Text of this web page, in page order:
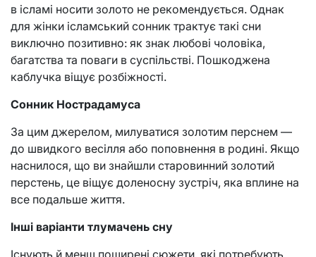
в ісламі носити золото не рекомендується. Однак
для жінки ісламський сонник трактує такі сни
виключно позитивно: як знак любові чоловіка,
багатства та поваги в суспільстві. Пошкоджена
каблучка віщує розбіжності.
Сонник Нострадамуса
За цим джерелом, милуватися золотим перснем —
до швидкого весілля або поповнення в родині. Якщо
наснилося, що ви знайшли старовинний золотий
перстень, це віщує доленосну зустріч, яка вплине на
все подальше життя.
Інші варіанти тлумачень сну
Існують й менш поширені сюжети, які потребують